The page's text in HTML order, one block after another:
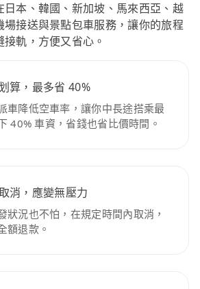
日本、韓國、新加坡、馬來西亞、越
場接送與景點包車服務，讓你的旅程
軌，方便又省心。
算，最多省 40%
車降低空車率，讓你中長途搭乘最
40% 車資，省錢也省比價時間。
消，應變無壓力
狀況也不怕，在規定時間內取消，
額退款。